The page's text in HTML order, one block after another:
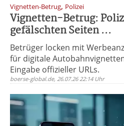
Vignetten-Betrug, Polizei
Vignetten-Betrug:
gefälschten Seiten ...
Betrüger locken mit
für digitale
Eingabe offizieller URLs.
boerse-global.de, 26.07.26 22:14 Uhr